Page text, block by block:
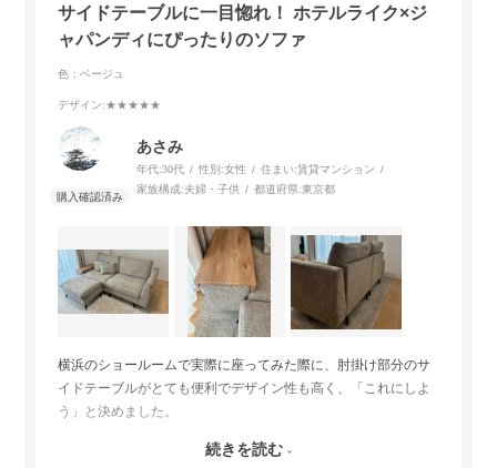
サイドテーブルに一目惚れ！ ホテルライク×ジ
ャパンディにぴったりのソファ
色：ベージュ
デザイン:★★★★★
あさみ
年代:30代 性別:女性 住まい:賃貸マンション
家族構成:夫婦・子供 都道府県:東京都
横浜のショールームで実際に座ってみた際に、肘掛け部分のサ
イドテーブルがとても便利でデザイン性も高く、「これにしよ
う」と決めました。
サイズは2.5人掛けですが、幅184cmとコンパクトなので圧迫感
続きを読む